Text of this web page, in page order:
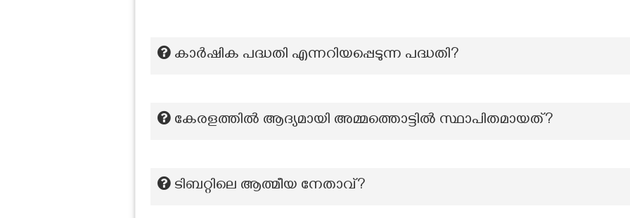
കാർഷിക പദ്ധതി എന്നറിയപ്പെടുന്ന പദ്ധതി?
കേരളത്തില്‍ ആദ്യമായി അമ്മത്തൊട്ടില്‍ സ്ഥാപിതമായത്?
ടിബറ്റിലെ ആത്മീയ നേതാവ്?